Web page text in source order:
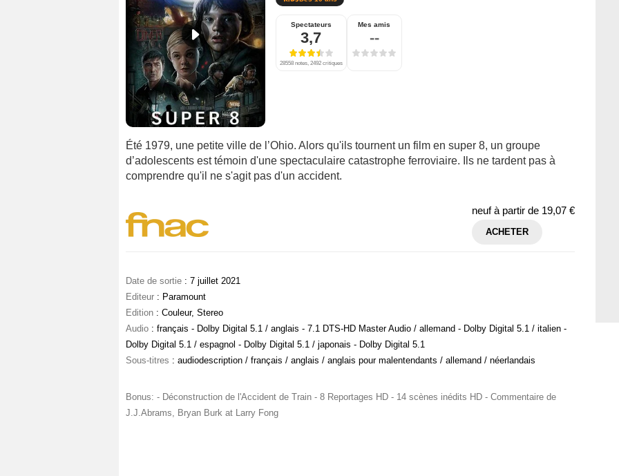
Spectateurs
3,7
28558 notes, 2492 critiques
Mes amis
--
Été 1979, une petite ville de l’Ohio. Alors qu'ils tournent un film en super 8, un groupe
d’adolescents est témoin d'une spectaculaire catastrophe ferroviaire. Ils ne tardent pas à
comprendre qu'il ne s'agit pas d'un accident.
neuf à partir de 19,07 €
ACHETER
Date de sortie : 7 juillet 2021
Editeur : Paramount
Edition : Couleur, Stereo
Audio : français - Dolby Digital 5.1 / anglais - 7.1 DTS-HD Master Audio / allemand - Dolby Digital 5.1 / italien -
Dolby Digital 5.1 / espagnol - Dolby Digital 5.1 / japonais - Dolby Digital 5.1
Sous-titres : audiodescription / français / anglais / anglais pour malentendants / allemand / néerlandais
Bonus: - Déconstruction de l'Accident de Train - 8 Reportages HD - 14 scènes inédits HD - Commentaire de
J.J.Abrams, Bryan Burk at Larry Fong